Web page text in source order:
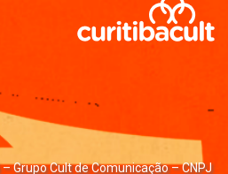
Grupo Cult de Comunicação – CNPJ